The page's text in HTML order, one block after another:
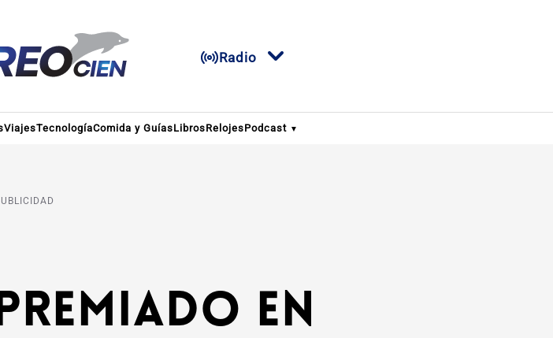
Radio
ViajesTecnologíaComida y GuíasLibrosRelojesPodcast
en